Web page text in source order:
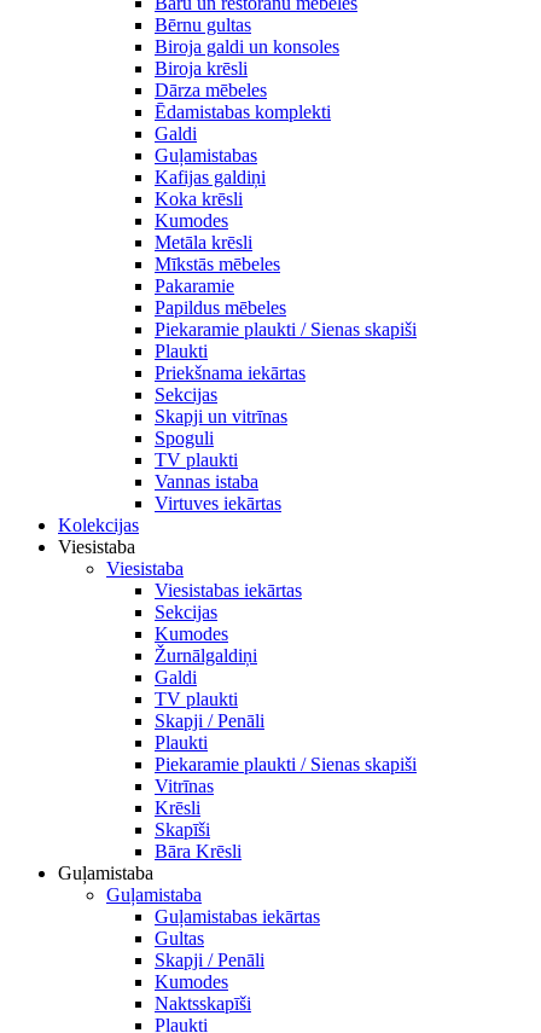
Bērnu gultas
Biroja galdi un konsoles
Biroja krēsli
Dārza mēbeles
Ēdamistabas komplekti
Galdi
Guļamistabas
Kafijas galdiņi
Koka krēsli
Kumodes
Metāla krēsli
Mīkstās mēbeles
Pakaramie
Papildus mēbeles
Piekaramie plaukti / Sienas skapiši
Plaukti
Priekšnama iekārtas
Sekcijas
Skapji un vitrīnas
Spoguli
TV plaukti
Vannas istaba
Virtuves iekārtas
Kolekcijas
Viesistaba
Viesistaba
Viesistabas iekārtas
Sekcijas
Kumodes
Žurnālgaldiņi
Galdi
TV plaukti
Skapji / Penāli
Plaukti
Piekaramie plaukti / Sienas skapiši
Vitrīnas
Krēsli
Skapīši
Bāra Krēsli
Guļamistaba
Guļamistaba
Guļamistabas iekārtas
Gultas
Skapji / Penāli
Kumodes
Naktsskapīši
Plaukti